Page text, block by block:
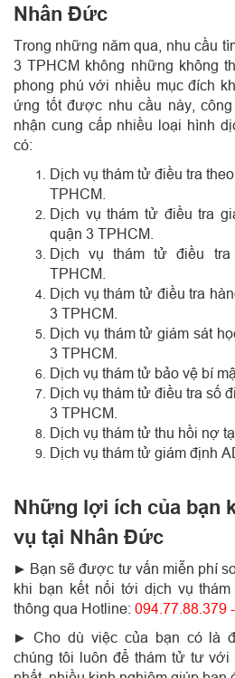
Nhân Đức
Trong những năm qua, nhu cầu
3 TPHCM không những không
phong phú với nhiều mục đích
ứng tốt được nhu cầu này,
nhận cung cấp nhiều loại hình
có:
Dịch vụ thám tử điều tra
TPHCM.
Dịch vụ thám tử điều tra
quận 3 TPHCM.
Dịch vụ thám tử điều
TPHCM.
Dịch vụ thám tử điều tra
3 TPHCM.
Dịch vụ thám tử giám sát
3 TPHCM.
Dịch vụ thám tử bảo vệ bí
Dịch vụ thám tử điều tra số
3 TPHCM.
Dịch vụ thám tử thu hồi nợ
Dịch vụ thám tử giám định
Những lợi ích của bạn
vụ tại Nhân Đức
► Bạn sẽ được tư vấn miễn phí
khi bạn kết nối tới dịch vụ
thông qua Hotline: 094.77.88.379
►
Cho dù việc của bạn có là
chúng tôi luôn để thám tử tư với